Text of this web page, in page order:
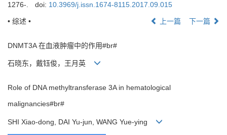
1276-.
doi: 10.3969/j.issn.1674-8115.2017.09.015
• 综述 • 上一篇 下一篇
DNMT3A 在血液肿瘤中的作用#br#
石晓东，戴钰俊，王月英
Role of DNA methyltransferase 3A in hematological
malignancies#br#
SHI Xiao-dong, DAI Yu-jun, WANG Yue-ying